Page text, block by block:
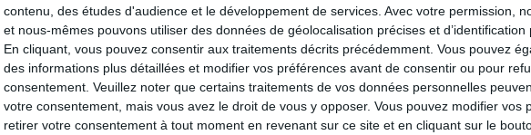
contenu, des études d'audience et le développement de services. Avec votre permission,
et nous-mêmes pouvons utiliser des données de géolocalisation précises et d’identification
En cliquant, vous pouvez consentir aux traitements décrits précédemment. Vous pouvez
des informations plus détaillées et modifier vos préférences avant de consentir ou pour
consentement. Veuillez noter que certains traitements de vos données personnelles
votre consentement, mais vous avez le droit de vous y opposer. Vous pouvez modifier vos
retirer votre consentement à tout moment en revenant sur ce site et en cliquant sur le
client & Motivation Voir tout
du Service-client et de la Communauté Savoir Maigrir vous
semaine à vous rapprocher sereinement de votre objectif